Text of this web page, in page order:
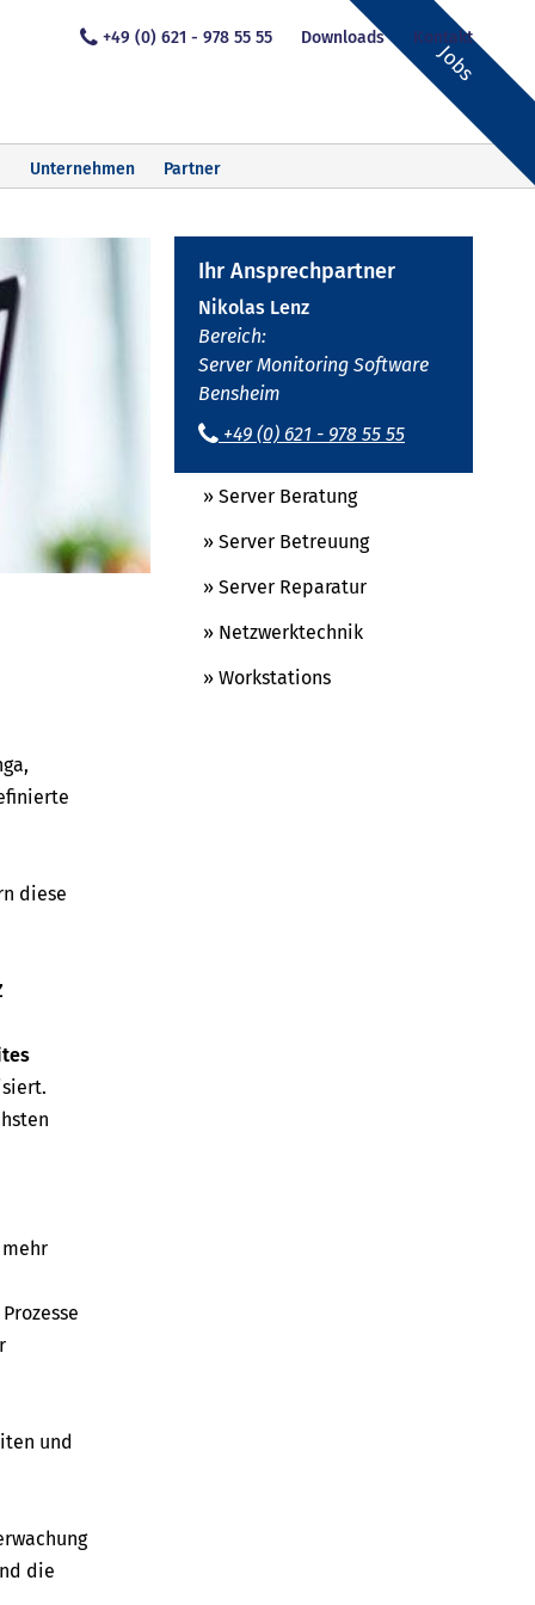
Jobs
+49 (0) 621 - 978 55 55 Downloads Kontakt
Unternehmen Partner
diese
und
die
Ihr Ansprechpartner
Nikolas Lenz
Bereich:
Server Monitoring Software
Bensheim
+49 (0) 621 - 978 55 55
» Server Beratung
» Server Betreuung
» Server Reparatur
» Netzwerktechnik
» Workstations